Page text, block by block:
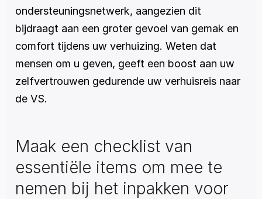
ondersteuningsnetwerk, aangezien dit
bijdraagt aan een groter gevoel van gemak en
comfort tijdens uw verhuizing. Weten dat
mensen om u geven, geeft een boost aan uw
zelfvertrouwen gedurende uw verhuisreis naar
de VS.
Maak een checklist van
essentiële items om mee te
nemen bij het inpakken voor